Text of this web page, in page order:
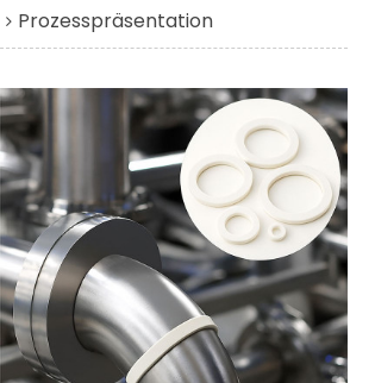
Prozesspräsentation